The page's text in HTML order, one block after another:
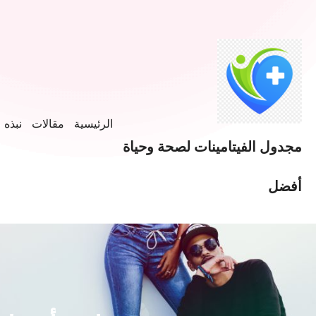
المحتوى
مجدول الفيتامينات لصحة وحياة
أفضل
الرئيسية مقالات نبذه